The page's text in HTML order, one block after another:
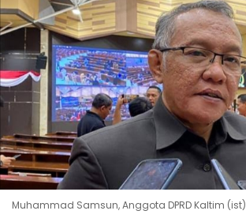
Muhammad Samsun, Anggota DPRD Kaltim (ist)